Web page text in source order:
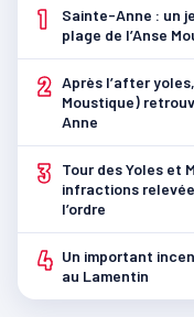
1
Sainte-Anne : un
plage de l’Anse
2 Après l’after
Moustique)
Anne
3
Tour des Yoles et
infractions
l’ordre
4 Un important
au Lamentin